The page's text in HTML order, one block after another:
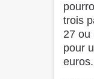
trois
27 ou
pour
euros.